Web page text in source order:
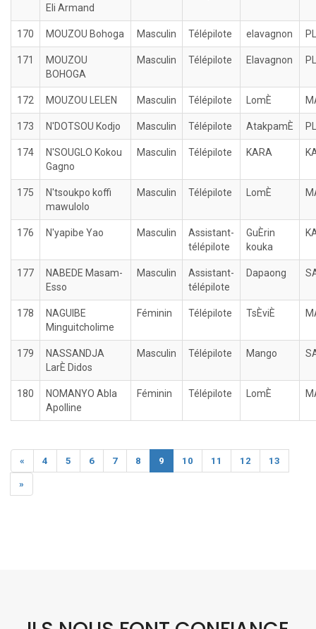
Eli Armand
170 MOUZOU Bohoga Masculin Télépilote elavagnon
171
MOUZOU
BOHOGA
Masculin Télépilote Elavagnon
172 MOUZOU LELEN Masculin Télépilote LomÈ
173 N'DOTSOU Kodjo Masculin Télépilote AtakpamÈ
174
N'SOUGLO Kokou
Gagno
Masculin Télépilote KARA
175
N'tsoukpo koffi
mawulolo
Masculin Télépilote LomÈ
176 N'yapibe Yao Masculin
Assistant-
télépilote
GuÈrin
kouka
177
NABEDE Masam-
Esso
Masculin
Assistant-
télépilote
Dapaong
178
NAGUIBE
Minguitcholime
Féminin Télépilote TsÈviÈ
179
NASSANDJA
LarÈ Didos
Masculin Télépilote Mango
180
NOMANYO Abla
Apolline
Féminin Télépilote LomÈ
« 4 5 6 7 8 9 10 11 12 13
»